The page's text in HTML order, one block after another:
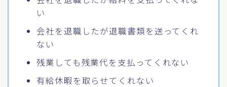
い
会社を退職したが退職書類を送ってくれ
ない
残業しても残業代を支払ってくれない
有給休暇を取らせてくれない